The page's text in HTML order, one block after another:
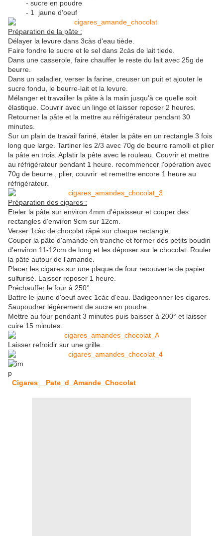
- sucre en poudre
- 1 jaune d'oeuf
Préparation de la pâte :
Délayer la levure dans 3càs d'eau tiède.
Faire fondre le sucre et le sel dans 2càs de lait tiede.
Dans une casserole, faire chauffer le reste du lait avec 25g de
beurre.
Dans un saladier, verser la farine, creuser un puit et ajouter le
sucre fondu, le beurre-lait et la levure.
Mélanger et travailler la pâte à la main jusqu'à ce quelle soit
élastique. Couvrir avec un linge et laisser reposer 2 heures.
Retourner la pâte et la mettre au réfrigérateur pendant 30
minutes.
Sur un plain de travail fariné, étaler la pâte en un rectangle 3 fois
long que large. Tartiner les 2/3 avec 70g de beurre ramolli et plier
la pâte en trois. Aplatir la pête avec le rouleau. Couvrir et mettre
au réfrigérateur pendant 1 heure. recommencer l'opération avec
70g de beurre , plier, couvrir et remettre encore 1 heure au
réfrigérateur.
Préparation des cigares :
Eteler la pâte sur environ 4mm d'épaisseur et couper des
rectangles d'environ 9cm sur 12cm.
Verser 1càc de chocolat râpé sur chaque rectangle.
Couper la pâte d'amande en tranche et former des petits boudin
d'environ 11-12cm de long et les déposer sur le chocolat. Rouler
la pâte autour de l'amande.
Placer les cigares sur une plaque de four recouverte de papier
sulfurisé. Laisser reposer 1 heure.
Préchauffer le four à 250°.
Battre le jaune d'oeuf avec 1càc d'eau. Badigeonner les cigares.
Saupoudrer légèrement de sucre en poudre
Mettre au four pendant 3 minutes puis baisser à 200° et laisser
cuire 15 minutes.
Laisser refroidir sur une grille.
Cigares__Pate_d_Amande_Chocolat